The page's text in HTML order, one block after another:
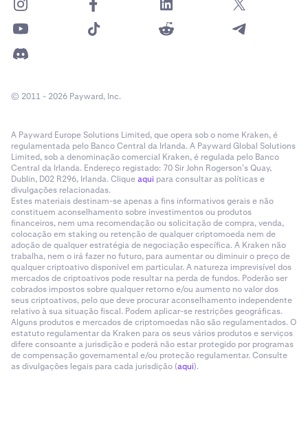
© 2011 - 2026 Payward, Inc.
A Payward Europe Solutions Limited, que opera sob o nome Kraken, é
regulamentada pelo Banco Central da Irlanda. A Payward Global Solutions
Limited, sob a denominação comercial Kraken, é regulada pelo Banco
Central da Irlanda. Endereço registado: 70 Sir John Rogerson’s Quay,
Dublin, D02 R296, Irlanda. Cliqueaqui para consultar as políticas e
divulgações relacionadas.
Estes materiais destinam-se apenas a fins informativos gerais e não
constituem aconselhamento sobre investimentos ou produtos
financeiros, nem uma recomendação ou solicitação de compra, venda,
colocação em staking ou retenção de qualquer criptomoeda nem de
adoção de qualquer estratégia de negociação específica. A Kraken não
trabalha, nem o irá fazer no futuro, para aumentar ou diminuir o preço de
qualquer criptoativo disponível em particular. A natureza imprevisível dos
mercados de criptoativos pode resultar na perda de fundos. Poderão ser
cobrados impostos sobre qualquer retorno e/ou aumento no valor dos
seus criptoativos, pelo que deve procurar aconselhamento independente
relativo à sua situação fiscal. Podem aplicar-se restrições geográficas.
Alguns produtos e mercados de criptomoedas não são regulamentados. O
estatuto regulamentar da Kraken para os seus vários produtos e serviços
difere consoante a jurisdição e poderá não estar protegido por programas
de compensação governamental e/ou proteção regulamentar. Consulte
as divulgações legais para cada jurisdição (aqui).